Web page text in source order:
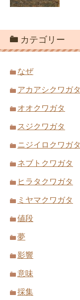
カテゴリー
なぜ
アカアシクワガタ
オオクワガタ
スジクワガタ
ニジイロクワガタ
ネブトクワガタ
ヒラタクワガタ
ミヤマクワガタ
値段
夢
影響
意味
採集